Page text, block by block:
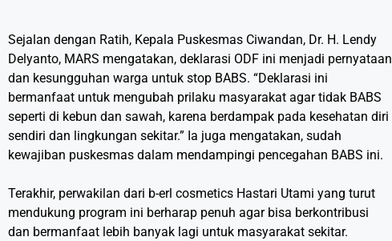
Sejalan dengan Ratih, Kepala Puskesmas Ciwandan, Dr. H. Lendy
Delyanto, MARS mengatakan, deklarasi ODF ini menjadi pernyataan
dan kesungguhan warga untuk stop BABS. “Deklarasi ini
bermanfaat untuk mengubah prilaku masyarakat agar tidak BABS
seperti di kebun dan sawah, karena berdampak pada kesehatan diri
sendiri dan lingkungan sekitar.” Ia juga mengatakan, sudah
kewajiban puskesmas dalam mendampingi pencegahan BABS ini.
Terakhir, perwakilan dari b-erl cosmetics Hastari Utami yang turut
mendukung program ini berharap penuh agar bisa berkontribusi
dan bermanfaat lebih banyak lagi untuk masyarakat sekitar.